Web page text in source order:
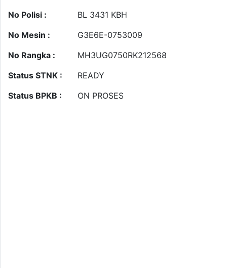
No Polisi :
BL 3431 KBH
No Mesin :
G3E6E-0753009
No Rangka :
MH3UG0750RK212568
Status STNK :
READY
Status BPKB :
ON PROSES